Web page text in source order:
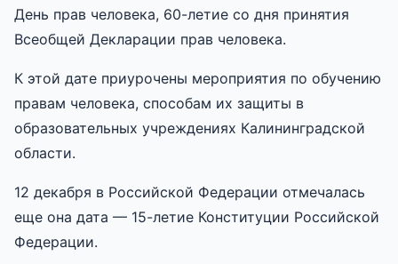
День прав человека, 60-летие со дня принятия
Всеобщей Декларации прав человека.
К этой дате приурочены мероприятия по обучению
правам человека, способам их защиты в
образовательных учреждениях Калининградской
области.
12 декабря в Российской Федерации отмечалась
еще она дата — 15-летие Конституции Российской
Федерации.